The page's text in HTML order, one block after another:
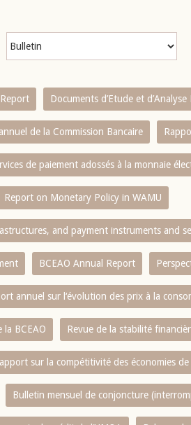
Documents d’Etude et
de la Commission Bancaire
de paiement adossés à la monnaie
Report on Monetary Policy in WAMU
and payment instruments and
BCEAO Annual Report
annuel sur l‘évolution des prix à la
la BCEAO Revue de la stabilité
sur la compétitivité des économies de
Bulletin mensuel de conjoncture